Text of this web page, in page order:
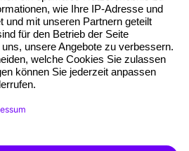
Entgelt-Fachkräfte jetzt neue